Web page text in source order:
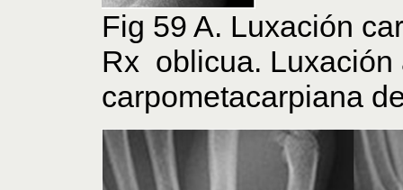
Fig 59 A. Luxación
Rx oblicua. Luxación
carpometacarpiana